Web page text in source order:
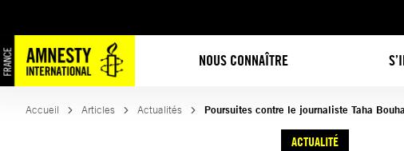
NOUS CONNAÎTRE
au
contenu
Accueil Articles Actualités Poursuites contre le journaliste Taha
ACTUALITÉ